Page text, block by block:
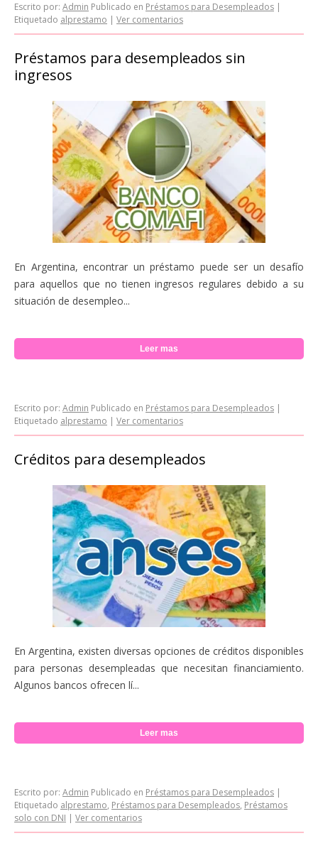
Escrito por: Admin Publicado en Préstamos para Desempleados |
Etiquetado alprestamo | Ver comentarios
Préstamos para desempleados sin
ingresos
En Argentina, encontrar un préstamo puede ser un desafío
para aquellos que no tienen ingresos regulares debido a su
situación de desempleo...
Leer mas
Escrito por: Admin Publicado en Préstamos para Desempleados |
Etiquetado alprestamo | Ver comentarios
Créditos para desempleados
En Argentina, existen diversas opciones de créditos disponibles
para personas desempleadas que necesitan financiamiento.
Algunos bancos ofrecen lí...
Leer mas
Escrito por: Admin Publicado en Préstamos para Desempleados |
Etiquetado alprestamo, Préstamos para Desempleados, Préstamos
solo con DNI | Ver comentarios